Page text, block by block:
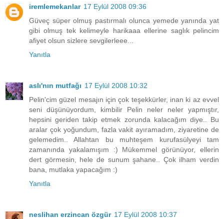
iremlemekanlar 17 Eylül 2008 09:36
Güveç süper olmuş pastırmalı olunca yemede yanında yat
gibi olmuş tek kelimeyle harikaaa ellerine saglık pelincim
afiyet olsun sizlere sevgilerleee...
Yanıtla
aslı'nın mutfağı 17 Eylül 2008 10:32
Pelin'cim güzel mesajın için çok teşekkürler, inan ki az evvel
seni düşünüyordum, kimbilir Pelin neler neler yapmıştır,
hepsini geriden takip etmek zorunda kalacağım diye.. Bu
aralar çok yoğundum, fazla vakit ayıramadım, ziyaretine de
gelemedim.. Allahtan bu muhteşem kurufasülyeyi tam
zamanında yakalamışım :) Mükemmel görünüyor, ellerin
dert görmesin, hele de sunum şahane.. Çok ilham verdin
bana, mutlaka yapacağım :)
Yanıtla
neslihan erzincan özgür 17 Eylül 2008 10:37